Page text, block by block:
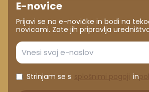
E-novice
Prijavi se na e-novičke in bodi na
novicami. Zate jih pripravlja
Strinjam se s in